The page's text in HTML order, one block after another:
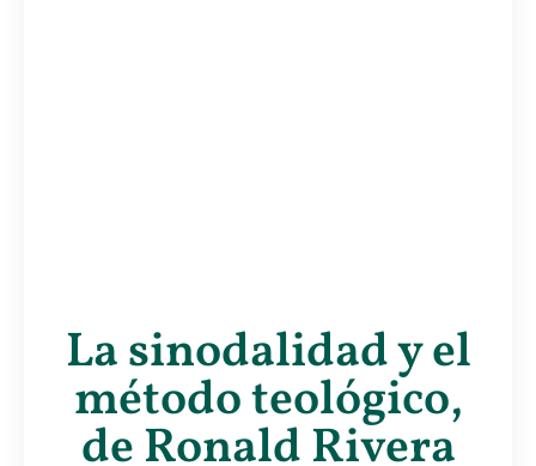
La sinodalidad y el
método teológico,
de Ronald Rivera